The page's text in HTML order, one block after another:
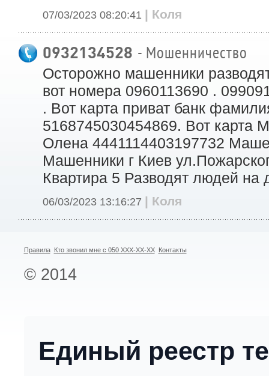
07/03/2023 08:20:41 | Коля
0932134528 - Мошенничество
Осторожно машенники
вот номера 0960113690 .
. Вот карта приват банк
5168745030454869. Вот карта
Олена 4441114403197732
Машенники г Киев
Квартира 5 Разводят людей на
06/03/2023 13:16:27 | Коля
Правила Кто звонил мне с 050 XXX-XX-XX Контакты
© 2014
Единый реестр